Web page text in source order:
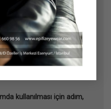
kullanılması için adım,